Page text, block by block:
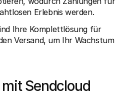
Erlebnis werden.
Ihre Komplettlösung für
Versand, um Ihr Wachstum
Sendcloud
Kontoauszug?
Unternehmen helfen können